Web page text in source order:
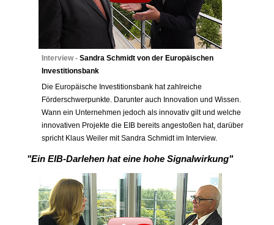
Interview - Sandra Schmidt von der Europäischen
Investitionsbank
Die Europäische Investitionsbank hat zahlreiche
Förderschwerpunkte. Darunter auch Innovation und Wissen.
Wann ein Unternehmen jedoch als innovativ gilt und welche
innovativen Projekte die EIB bereits angestoßen hat, darüber
spricht Klaus Weiler mit Sandra Schmidt im Interview.
"Ein EIB-Darlehen hat eine hohe Signalwirkung"